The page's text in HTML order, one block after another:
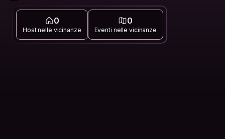
0
Host nelle vicinanze
0
Eventi nelle vicinanze